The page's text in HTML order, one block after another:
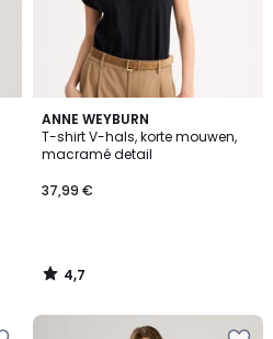
ANNE WEYBURN
T-shirt V-hals, korte mouwen,
macramé detail
37,99 €
4,7
/ 5
4,7
/